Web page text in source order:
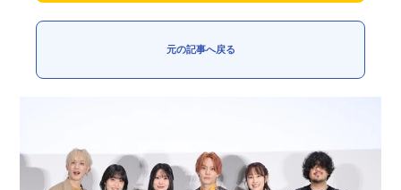
元の記事へ戻る